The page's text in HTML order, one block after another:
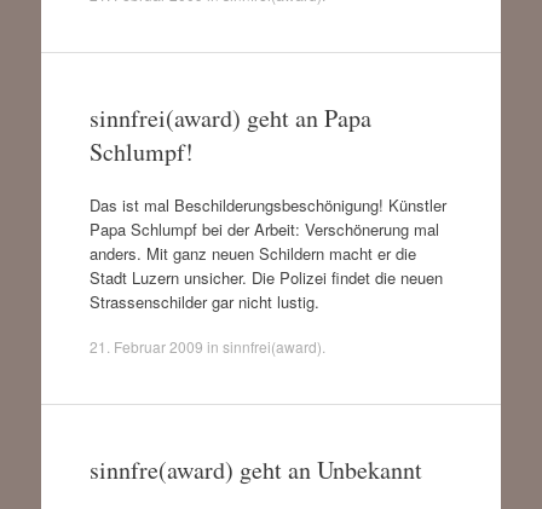
sinnfrei(award) geht an Papa
Schlumpf!
Das ist mal Beschilderungsbeschönigung! Künstler
Papa Schlumpf bei der Arbeit: Verschönerung mal
anders. Mit ganz neuen Schildern macht er die
Stadt Luzern unsicher. Die Polizei findet die neuen
Strassenschilder gar nicht lustig.
21. Februar 2009 in sinnfrei(award)
sinnfre(award) geht an Unbekannt